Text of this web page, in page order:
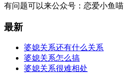
有问题可以来公众号：恋爱小鱼喵
最新
婆媳关系还有什么关系
婆媳关系怎么搞
婆媳关系很难相处